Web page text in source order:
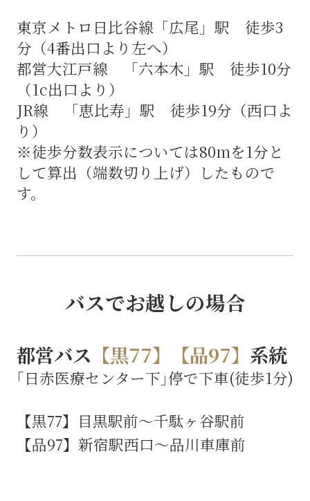
東京メトロ日比谷線「広尾」駅 徒歩3
分（4番出口より左へ）
都営大江戸線 「六本木」駅 徒歩10分
（1c出口より）
JR線 「恵比寿」駅 徒歩19分（西口よ
り）
※徒歩分数表示については80mを1分と
して算出（端数切り上げ）したもので
す。
バスでお越しの場合
都営バス 【黒77】【品97】 系統
｢日赤医療センター下｣停で下車(徒歩1分)
【黒77】目黒駅前～千駄ヶ谷駅前
【品97】新宿駅西口～品川車庫前